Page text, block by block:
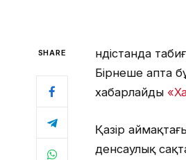
SHARE
Үндістанда
Бірнеше апта
хабарлайды
Қазір
денсаулық